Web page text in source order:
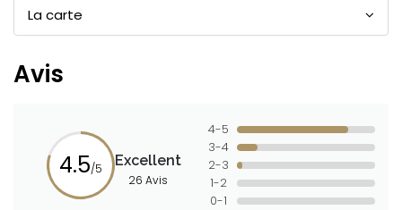
La carte
Avis
4.5/5 Excellent
26 Avis
4-5
3-4
2-3
1-2
0-1